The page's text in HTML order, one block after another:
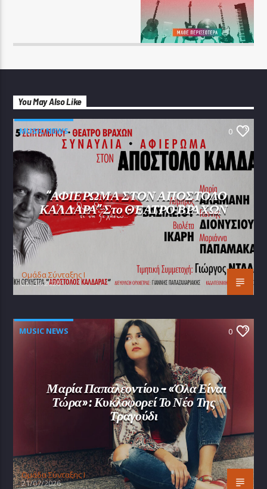
You May Also Like
MUSIC NEWS 0
“ΑΦΙΕΡΩΜΑ ΣΤΟΝ ΑΠΟΣΤΟΛΟ
ΚΑΛΔΑΡΑ” Στο ΘΕΑΤΡΟ ΒΡΑΧΩΝ
Oμάδα Σύνταξης Ι
25/07/2026
MUSIC NEWS 0
Μαρία Παπαλεοντίου – «Όλα Είναι
Τώρα»: Κυκλοφορεί Το Νέο Της
Τραγούδι
Oμάδα Σύνταξης Ι
21/07/2026